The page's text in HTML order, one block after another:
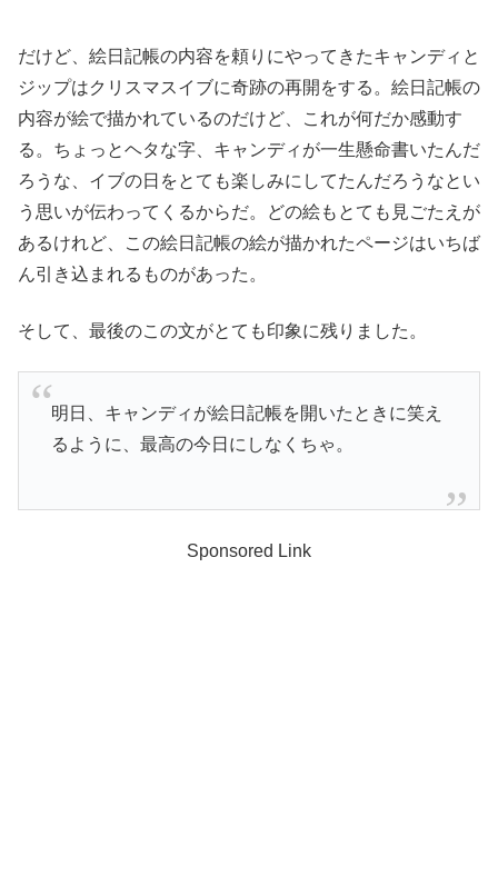
だけど、絵日記帳の内容を頼りにやってきたキャンディと
ジップはクリスマスイブに奇跡の再開をする。絵日記帳の
内容が絵で描かれているのだけど、これが何だか感動す
る。ちょっとヘタな字、キャンディが一生懸命書いたんだ
ろうな、イブの日をとても楽しみにしてたんだろうなとい
う思いが伝わってくるからだ。どの絵もとても見ごたえが
あるけれど、この絵日記帳の絵が描かれたページはいちば
ん引き込まれるものがあった。
そして、最後のこの文がとても印象に残りました。
明日、キャンディが絵日記帳を開いたときに笑え
るように、最高の今日にしなくちゃ。
Sponsored Link